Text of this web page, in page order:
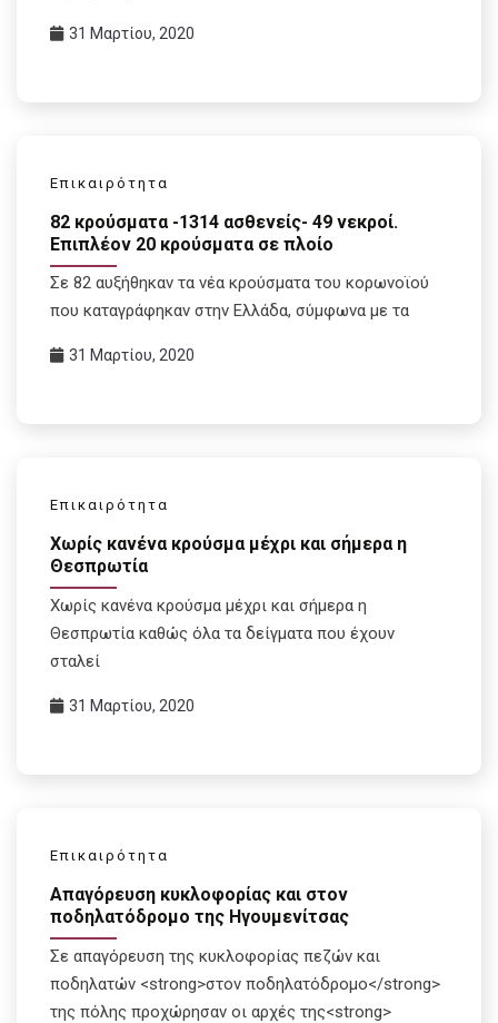
31 Μαρτίου, 2020
Επικαιρότητα
82 κρούσματα -1314 ασθενείς- 49 νεκροί.
Επιπλέον 20 κρούσματα σε πλοίο
Σε 82 αυξήθηκαν τα νέα κρούσματα του κορωνοϊού
που καταγράφηκαν στην Ελλάδα, σύμφωνα με τα
31 Μαρτίου, 2020
Επικαιρότητα
Χωρίς κανένα κρούσμα μέχρι και σήμερα η
Θεσπρωτία
Χωρίς κανένα κρούσμα μέχρι και σήμερα η
Θεσπρωτία καθώς όλα τα δείγματα που έχουν
σταλεί
31 Μαρτίου, 2020
Επικαιρότητα
Απαγόρευση κυκλοφορίας και στον
ποδηλατόδρομο της Ηγουμενίτσας
Σε απαγόρευση της κυκλοφορίας πεζών και
ποδηλατών <strong>στον ποδηλατόδρομο</strong>
της πόλης προχώρησαν οι αρχές της<strong>